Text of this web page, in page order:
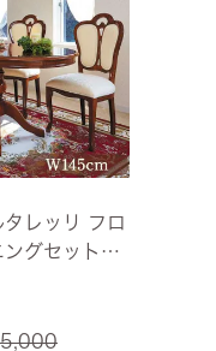
レッリ フロ
グセット5P
幅145cm
ービス付】